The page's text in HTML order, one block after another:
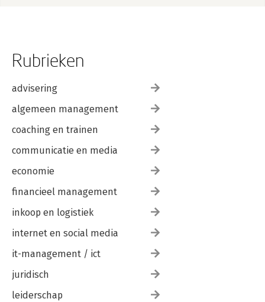
Rubrieken
advisering
algemeen management
coaching en trainen
communicatie en media
economie
financieel management
inkoop en logistiek
internet en social media
it-management / ict
juridisch
leiderschap